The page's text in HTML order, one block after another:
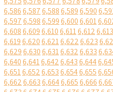
6,5866,5876,5886,5896,590
6,5976,5986,5996,6006,601
6,6086,6096,6106,6116,6126,613
6,6196,6206,6216,6226,623
6,6296,6306,6316,6326,633
6,6406,6416,6426,6436,644
6,6516,6526,6536,6546,655
6,6626,6636,6646,6656,666